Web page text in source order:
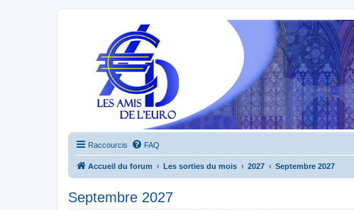
Raccourcis FAQ
Accueil du forum Les sorties du mois 2027 Septembre 2027
Septembre 2027